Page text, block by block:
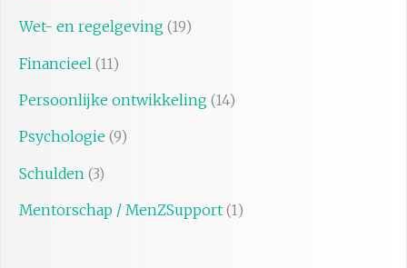
Wet- en regelgeving (19)
Financieel (11)
Persoonlijke ontwikkeling (14)
Psychologie (9)
Schulden (3)
Mentorschap / MenZSupport (1)